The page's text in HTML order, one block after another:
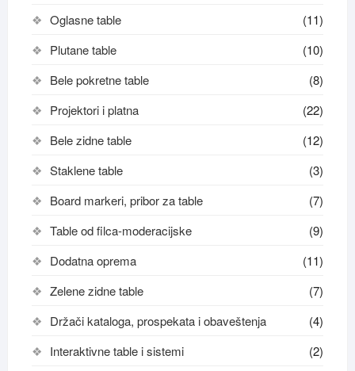
Oglasne table
(11)
Plutane table
(10)
Bele pokretne table
(8)
Projektori i platna
(22)
Bele zidne table
(12)
Staklene table
(3)
Board markeri, pribor za table
(7)
Table od filca-moderacijske
(9)
Dodatna oprema
(11)
Zelene zidne table
(7)
Držači kataloga, prospekata i obaveštenja
(4)
Interaktivne table i sistemi
(2)